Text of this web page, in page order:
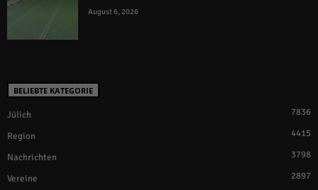
August 6, 2026
BELIEBTE KATEGORIE
Jülich 7836
Region 4415
Nachrichten 3798
Vereine 2897